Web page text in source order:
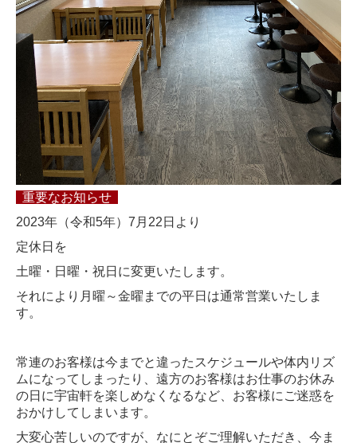
重要なお知らせ
2023年（令和5年）7月22日より
定休日を
土曜・日曜・祝日に変更いたします。
それにより月曜～金曜までの平日は通常営業いたしま
す。
常連のお客様は今までと違ったスケジュールや体内リズ
ムになってしまったり、遠方のお客様はお仕事のお休み
の日に宇宙軒を楽しめなくなるなど、お客様にご迷惑を
おかけしてしまいます。
大変心苦しいのですが、なにとぞご理解いただき、今ま